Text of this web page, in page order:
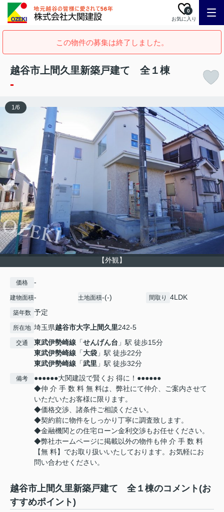
お気に入り
0
この物件の募集は終了しました。
越谷市上間久里新築戸建て 全１棟
-
【外観】
1/6
価格 -
建物面積- 土地面積-(-) 間取り 4LDK
築年数 予定
所在地 埼玉県越谷市大字上間久里242-5
交通 東武伊勢崎線 「せんげん台 」駅 徒歩15分
東武伊勢崎線 「大袋 」駅 徒歩22分
東武伊勢崎線 「武里 」駅 徒歩32分
備考
●●●●●●大関建設で賢くお 得に！●●●●●●
◆仲 介 手 数 料 無 料は、弊社にて仲介、ご案内させて
いただいたお客様に限ります。
◆価格交渉、諸条件ご相談ください。
◆契約前に物件をしっかり丁寧に調査致します。
◆金融機関との住宅ローン金利交渉もお任せください。
◆弊社ホームページに掲載以外の物件も仲 介 手 数 料
【無 料】でお取り扱いいたしております。お気軽にお
問い合わせください。
越谷市上間久里新築戸建て 全１棟のコメント(お
すすめポイント)